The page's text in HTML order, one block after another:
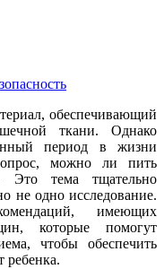
обеспечивающий
ткани. Однако
период в жизни
можно ли пить
Это тема тщательно
не одно исследование.
имеющих
которые помогут
чтобы обеспечить
ребенка.